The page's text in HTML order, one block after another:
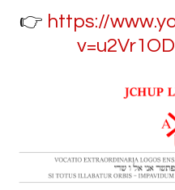
👉 https://